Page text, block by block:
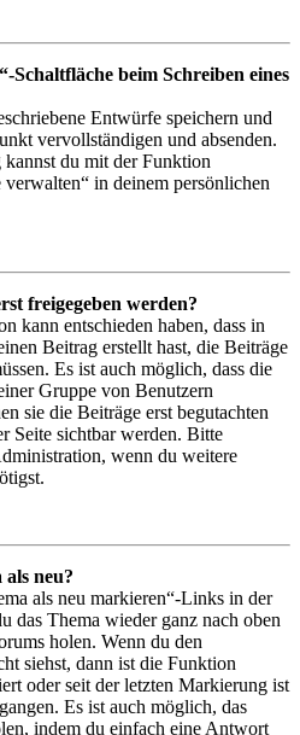
Schaltfläche beim Schreiben eines
Entwürfe speichern und
vervollständigen und absenden.
du mit der Funktion
in deinem persönlichen
freigegeben werden?
kann entschieden haben, dass in
Beitrag erstellt hast, die Beiträge
Es ist auch möglich, dass die
Gruppe von Benutzern
sie die Beiträge erst begutachten
Seite sichtbar werden. Bitte
wenn du weitere
neu?
als neu markieren“-Links in der
das Thema wieder ganz nach oben
holen. Wenn du den
siehst, dann ist die Funktion
oder seit der letzten Markierung ist
Es ist auch möglich, das
indem du einfach eine Antwort